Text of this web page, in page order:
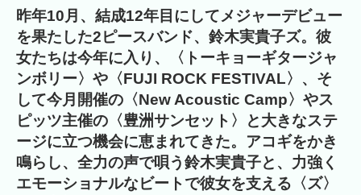
昨年10月、結成12年目にしてメジャーデビュー
を果たした2ピースバンド、鈴木実貴子ズ。彼
女たちは今年に入り、〈トーキョーギタージャ
ンボリー〉や〈FUJI ROCK FESTIVAL〉、そ
して今月開催の〈New Acoustic Camp〉やス
ピッツ主催の〈豊洲サンセット〉と大きなステ
ージに立つ機会に恵まれてきた。アコギをかき
鳴らし、全力の声で唄う鈴木実貴子と、力強く
エモーショナルなビートで彼女を支える〈ズ〉